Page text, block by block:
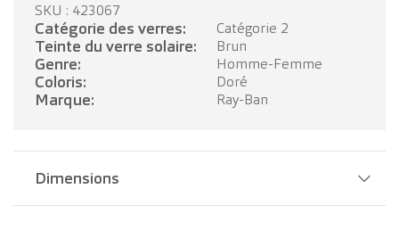
PRENDRE RENDEZ-VOUS
SKU : 423067
Catégorie des verres: Catégorie 2
Teinte du verre solaire: Brun
Genre: Homme-Femme
Coloris: Doré
Marque: Ray-Ban
Dimensions